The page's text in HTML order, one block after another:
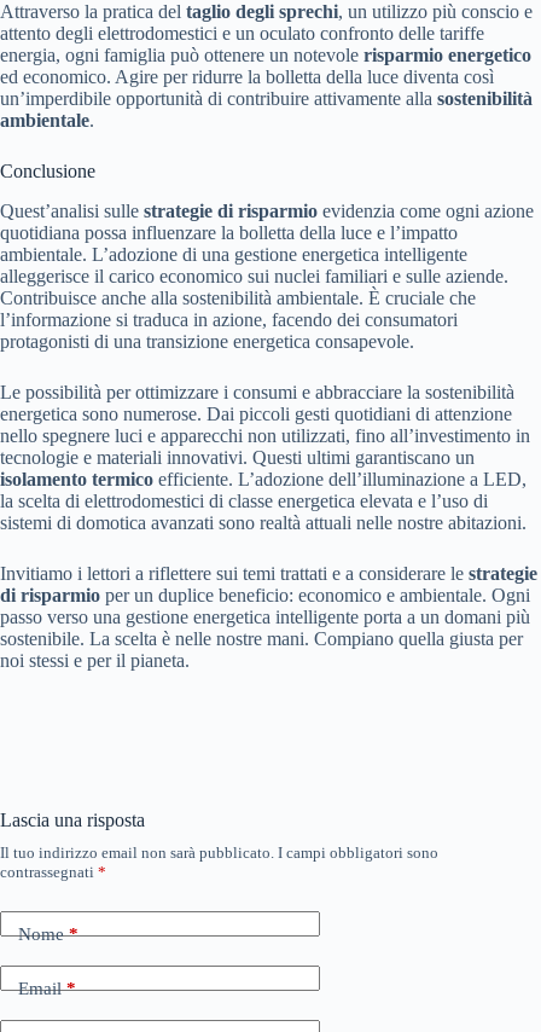
Attraverso la pratica del taglio degli sprechi, un utilizzo più conscio e
attento degli elettrodomestici e un oculato confronto delle tariffe
energia, ogni famiglia può ottenere un notevole risparmio energetico
ed economico. Agire per ridurre la bolletta della luce diventa così
un’imperdibile opportunità di contribuire attivamente alla sostenibilità
ambientale.
Conclusione
Quest’analisi sulle strategie di risparmio evidenzia come ogni azione
quotidiana possa influenzare la bolletta della luce e l’impatto
ambientale. L’adozione di una gestione energetica intelligente
alleggerisce il carico economico sui nuclei familiari e sulle aziende.
Contribuisce anche alla sostenibilità ambientale. È cruciale che
l’informazione si traduca in azione, facendo dei consumatori
protagonisti di una transizione energetica consapevole.
Le possibilità per ottimizzare i consumi e abbracciare la sostenibilità
energetica sono numerose. Dai piccoli gesti quotidiani di attenzione
nello spegnere luci e apparecchi non utilizzati, fino all’investimento in
tecnologie e materiali innovativi. Questi ultimi garantiscano un
isolamento termico efficiente. L’adozione dell’illuminazione a LED,
la scelta di elettrodomestici di classe energetica elevata e l’uso di
sistemi di domotica avanzati sono realtà attuali nelle nostre abitazioni.
Invitiamo i lettori a riflettere sui temi trattati e a considerare le strategie
di risparmio per un duplice beneficio: economico e ambientale. Ogni
passo verso una gestione energetica intelligente porta a un domani più
sostenibile. La scelta è nelle nostre mani. Compiano quella giusta per
noi stessi e per il pianeta.
Lascia una risposta
Il tuo indirizzo email non sarà pubblicato. I campi obbligatori sono
contrassegnati *
Nome*
Email*